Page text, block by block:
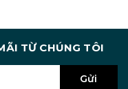
TỪ CHÚNG TÔI
Gửi